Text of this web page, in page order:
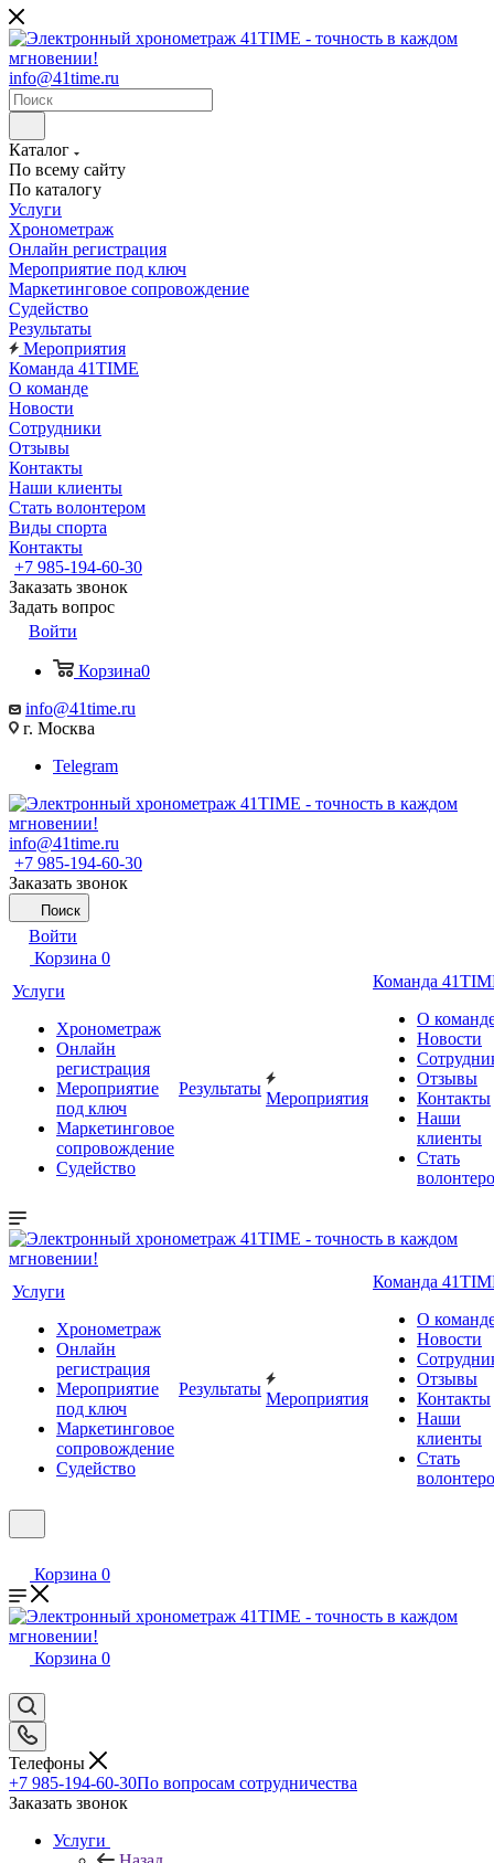
info@41time.ru
Каталог
По всему сайту
По каталогу
Услуги
Хронометраж
Онлайн регистрация
Мероприятие под ключ
Маркетинговое сопровождение
Судейство
Результаты
Мероприятия
Команда 41TIME
О команде
Новости
Сотрудники
Отзывы
Контакты
Наши клиенты
Стать волонтером
Виды спорта
Контакты
+7 985-194-60-30
Заказать звонок
Задать вопрос
Войти
Корзина0
info@41time.ru
г. Москва
Telegram
info@41time.ru
+7 985-194-60-30
Заказать звонок
Поиск
Войти
Корзина 0
Услуги
Хронометраж
Онлайн
регистрация
Мероприятие
под ключ
Маркетинговое
сопровождение
Судейство
Результаты
Мероприятия
Команда
О
Новости
Отзывы
Контакты
Наши
клиенты
Стать
Услуги
Хронометраж
Онлайн
регистрация
Мероприятие
под ключ
Маркетинговое
сопровождение
Судейство
Результаты
Мероприятия
Команда
О
Новости
Отзывы
Контакты
Наши
клиенты
Стать
Корзина 0
Корзина 0
Телефоны
+7 985-194-60-30По вопросам сотрудничества
Заказать звонок
Услуги